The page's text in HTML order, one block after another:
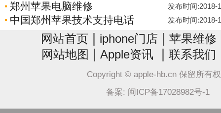
郑州苹果电脑维修 发布时间:2018-
中国郑州苹果技术支持电话 发布时间:2018-
网站首页 iphone门店 苹果维修
网站地图 Apple资讯 联系我们
Copyright © apple-hb.cn 保留所有
备案: 闽ICP备17028982号-1